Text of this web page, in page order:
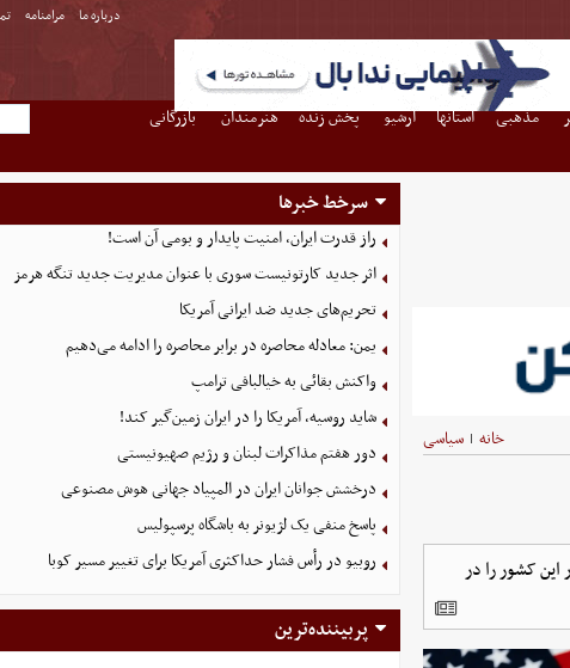
درباره ما مرامنامه
مذهبی استانها آرشیو پخش زنده هنرمندان
بازرگانی
خانه | سیاسی
کشور را در
سرخط خبرها
راز قدرت ایران، امنیت پایدار و بومی آن است!
اثر جدید کارتونیست سوری با عنوان مدیریت جدید تنگه هرمز
تحریم‌های جدید ضد ایرانی آمریکا
یمن: معادله محاصره در برابر محاصره را ادامه می‌دهیم
واکنش بقائی به خیالبافی ترامپ
شاید روسیه، آمریکا را در ایران زمین‌گیر کند!
دور هفتم مذاکرات لبنان و رژیم صهیونیستی
درخشش جوانان ایران در المپیاد جهانی هوش مصنوعی
پاسخ منفی یک لژیونر به باشگاه پرسپولیس
روبیو در رأس فشار حداکثری آمریکا برای تغییر مسیر کوبا
پربیننده‌ترین